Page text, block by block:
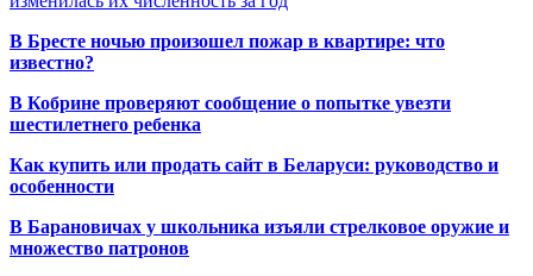
В Бресте ночью произошел пожар в квартире: что
известно?
В Кобрине проверяют сообщение о попытке увезти
шестилетнего ребенка
Как купить или продать сайт в Беларуси: руководство и
особенности
В Барановичах у школьника изъяли стрелковое оружие и
множество патронов